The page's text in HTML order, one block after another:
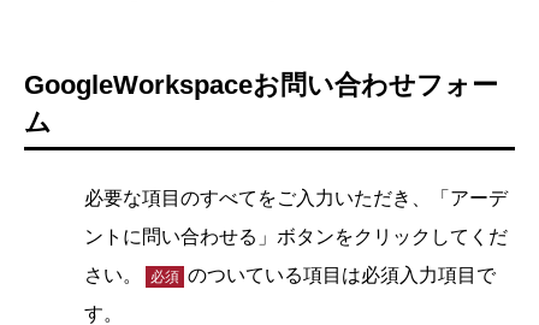
GoogleWorkspaceお問い合わせフォー
ム
必要な項目のすべてをご入力いただき、「アーデ
ントに問い合わせる」ボタンをクリックしてくだ
さい。
必須 のついている項目は必須入力項目で
す。